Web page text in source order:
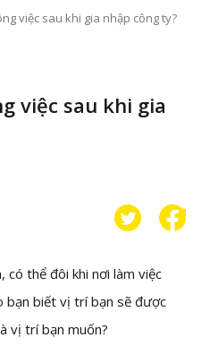
việc sau khi gia nhập công ty?
việc sau khi gia
có thể đôi khi nơi làm việc
bạn biết vị trí bạn sẽ được
vị trí bạn muốn?